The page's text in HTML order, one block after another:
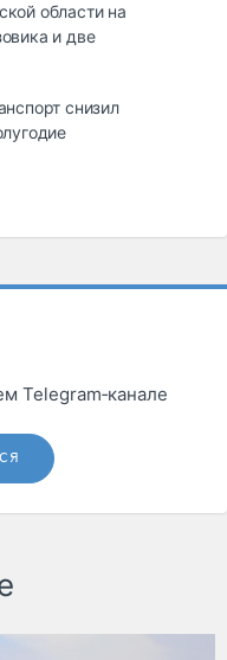
области на
и две
снизил
Telegram‑канале